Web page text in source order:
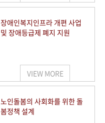
장애인복지인프라 개편 사업
및 장애등급제 폐지 지원
VIEW MORE
노인돌봄의 사회화를 위한 돌
봄정책 설계